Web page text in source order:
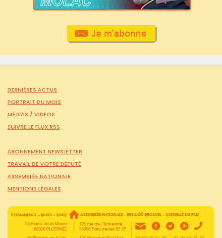
DERNIÈRES ACTUS
PORTRAIT DU MOIS
MÉDIAS / VIDÉOS
SUIVRE LE FLUX RSS
ABONNEMENT NEWSLETTER
TRAVAIL DE VOTRE DÉPUTÉ
ASSEMBLÉE NATIONALE
MENTIONS LÉGALES